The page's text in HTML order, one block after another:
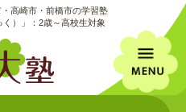
高崎市・前橋市の学習塾
く）」：2歳～高校生対象